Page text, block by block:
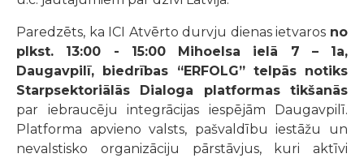
Paredzēts, ka ICI Atvērto durvju dienas ietvaros no
plkst. 13:00 - 15:00 Mihoelsa ielā 7 – 1a,
Daugavpilī, biedrības “ERFOLG” telpās notiks
Starpsektoriālās Dialoga platformas tikšanās
par iebraucēju integrācijas iespējām Daugavpilī.
Platforma apvienovalsts, pašvaldību iestāžu un
nevalstisko organizāciju pārstāvjus,
kuri aktīvi